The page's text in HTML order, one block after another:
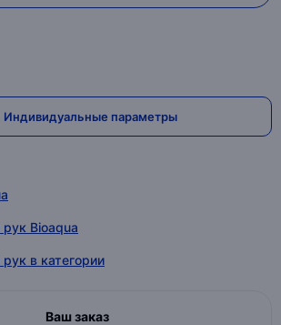
Индивидуальные параметры
Bioaqua
в категории
Ваш заказ